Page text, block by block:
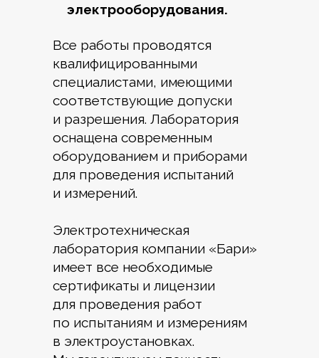
электрооборудования.
Все работы проводятся
квалифицированными
специалистами, имеющими
соответствующие допуски
и разрешения. Лаборатория
оснащена современным
оборудованием и приборами
для проведения испытаний
и измерений.
Электротехническая
лаборатория компании «Бари»
имеет все необходимые
сертификаты и лицензии
для проведения работ
по испытаниям и измерениям
в электроустановках.